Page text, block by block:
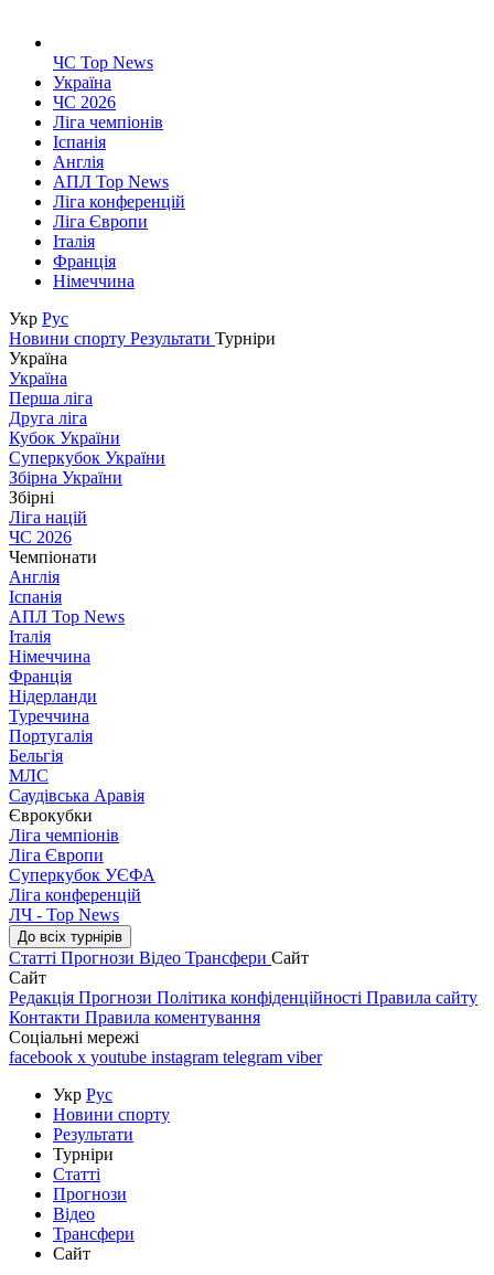
ЧС Top News
Україна
ЧС 2026
Ліга чемпіонів
Іспанія
Англія
АПЛ Top News
Ліга конференцій
Ліга Європи
Італія
Франція
Німеччина
Укр Рус
Новини спорту Результати Турніри
Україна
Україна
Перша ліга
Друга ліга
Кубок України
Суперкубок України
Збірна України
Збірні
Ліга націй
ЧС 2026
Чемпіонати
Англія
Іспанія
АПЛ Top News
Італія
Німеччина
Франція
Нідерланди
Туреччина
Португалія
Бельгія
МЛС
Саудівська Аравія
Єврокубки
Ліга чемпіонів
Ліга Європи
Суперкубок УЄФА
Ліга конференцій
ЛЧ - Top News
До всіх турнірів
Статті Прогнози Відео Трансфери Сайт
Сайт
Редакція Прогнози Політика конфіденційності Правила сайту
Контакти Правила коментування
Соціальні мережі
facebook x youtube instagram telegram viber
Укр Рус
Новини спорту
Результати
Турніри
Статті
Прогнози
Відео
Трансфери
Сайт